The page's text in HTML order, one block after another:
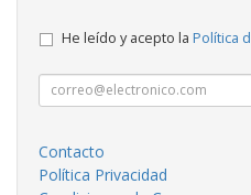
He leído y acepto la Política
Contacto
Política Privacidad